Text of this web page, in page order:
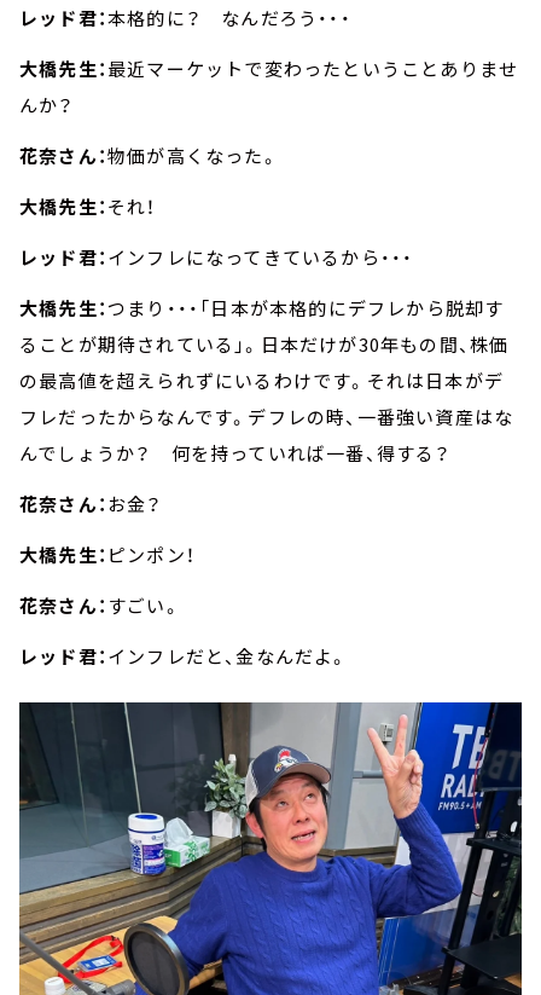
レッド君：本格的に？ なんだろう・・・
大橋先生：最近マーケットで変わったということありませ
んか？
花奈さん：物価が高くなった。
大橋先生：それ！
レッド君：インフレになってきているから・・・
大橋先生：つまり・・・「日本が本格的にデフレから脱却す
ることが期待されている」。日本だけが30年もの間、株価
の最高値を超えられずにいるわけです。それは日本がデ
フレだったからなんです。デフレの時、一番強い資産はな
んでしょうか？ 何を持っていれば一番、得する？
花奈さん： お金？
大橋先生： ピンポン！
花奈さん： すごい。
レッド君：インフレだと、金なんだよ。